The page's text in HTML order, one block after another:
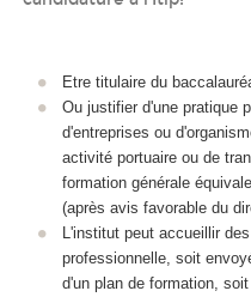
Etre titulaire du
Ou justifier d'une pratique
d'entreprises ou
activité portuaire ou de
formation générale
(après avis favorable du
L'institut peut accueillir
professionnelle, soit
d'un plan de formation,